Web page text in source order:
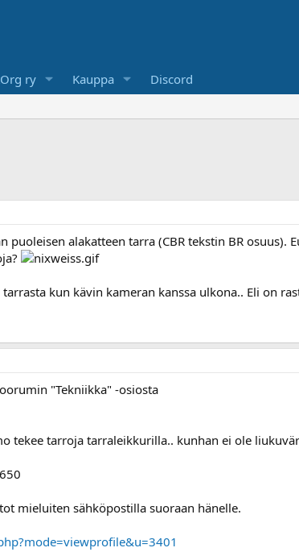
ry Kauppa Discord
puoleisen alakatteen tarra (CBR tekstin BR
kun kävin kameran kanssa ulkona.. Eli on
"Tekniikka" -osiosta
tekee tarroja tarraleikkurilla.. kunhan ei ole
mieluiten sähköpostilla suoraan hänelle.